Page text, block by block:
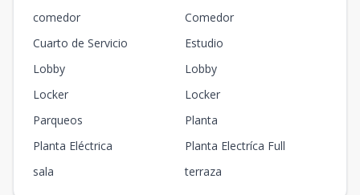
comedor
Comedor
Cuarto de Servicio
Estudio
Lobby
Lobby
Locker
Locker
Parqueos
Planta
Planta Eléctrica
Planta Electríca Full
sala
terraza